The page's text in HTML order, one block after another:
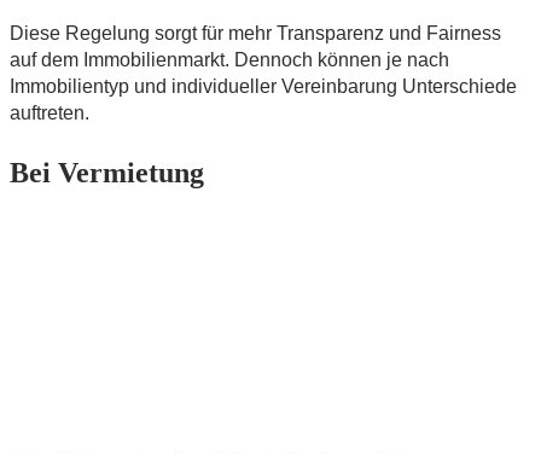
Diese Regelung sorgt für mehr Transparenz und Fairness
auf dem Immobilienmarkt. Dennoch können je nach
Immobilientyp und individueller Vereinbarung Unterschiede
auftreten.
Bei Vermietung